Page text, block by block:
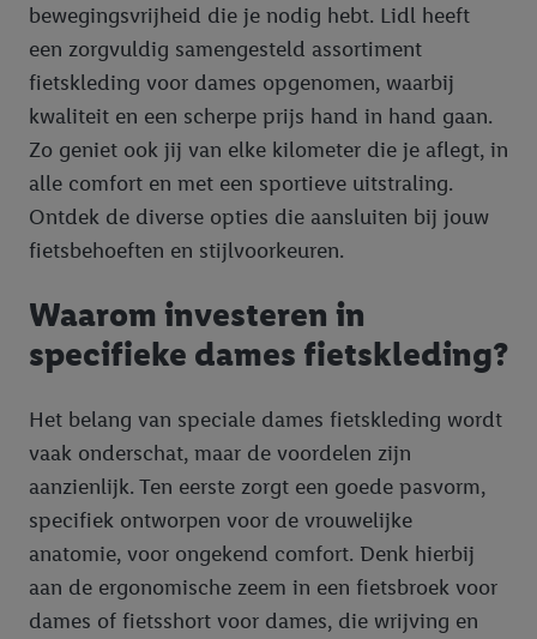
bewegingsvrijheid die je nodig hebt. Lidl heeft
een zorgvuldig samengesteld assortiment
fietskleding voor dames opgenomen, waarbij
kwaliteit en een scherpe prijs hand in hand gaan.
Zo geniet ook jij van elke kilometer die je aflegt, in
alle comfort en met een sportieve uitstraling.
Ontdek de diverse opties die aansluiten bij jouw
fietsbehoeften en stijlvoorkeuren.
Waarom investeren in
specifieke dames fietskleding?
Het belang van speciale dames fietskleding wordt
vaak onderschat, maar de voordelen zijn
aanzienlijk. Ten eerste zorgt een goede pasvorm,
specifiek ontworpen voor de vrouwelijke
anatomie, voor ongekend comfort. Denk hierbij
aan de ergonomische zeem in een fietsbroek voor
dames of fietsshort voor dames, die wrijving en